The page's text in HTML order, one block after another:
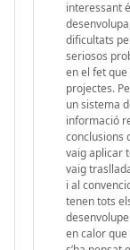
interessant
dificultats
seriosos
en el fet
projectes.
un sistema
informació
conclusions
vaig aplicar
vaig
i al
tenen tots
en calor